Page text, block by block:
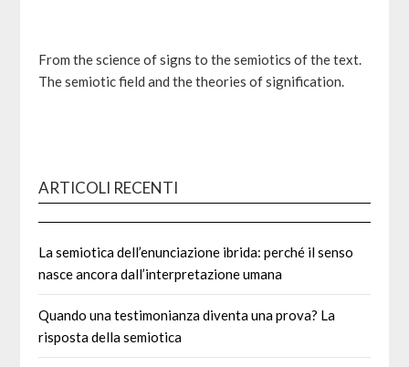
From the science of signs to the semiotics of the text.
The semiotic field and the theories of signification.
ARTICOLI RECENTI
La semiotica dell’enunciazione ibrida: perché il senso
nasce ancora dall’interpretazione umana
Quando una testimonianza diventa una prova? La
risposta della semiotica